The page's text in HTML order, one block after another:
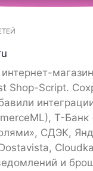
Shop-Script.
Т-Банк
СДЭК,
и